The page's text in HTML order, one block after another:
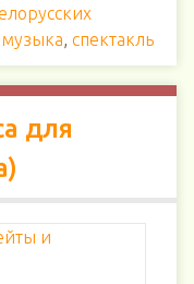
, спектакль
для